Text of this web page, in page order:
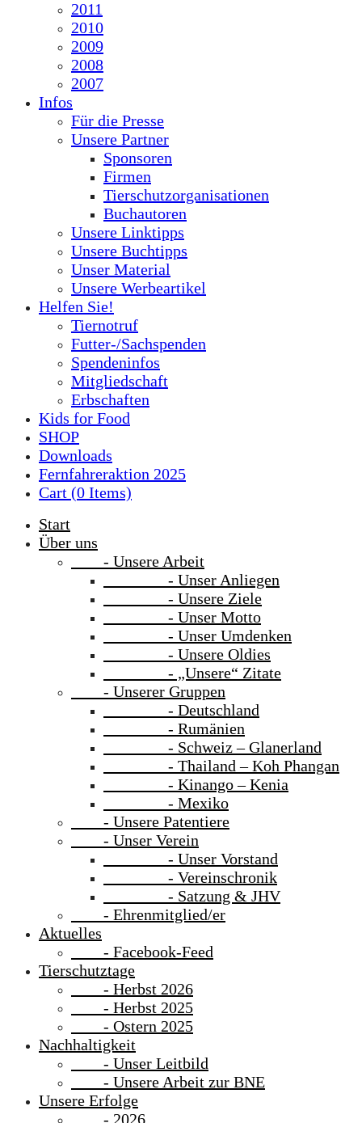
2011
2010
2009
2008
2007
Infos
Für die Presse
Unsere Partner
Sponsoren
Firmen
Tierschutzorganisationen
Buchautoren
Unsere Linktipps
Unsere Buchtipps
Unser Material
Unsere Werbeartikel
Helfen Sie!
Tiernotruf
Futter-/Sachspenden
Spendeninfos
Mitgliedschaft
Erbschaften
Kids for Food
SHOP
Downloads
Fernfahreraktion 2025
Cart (0 Items)
Start
Über uns
- Unsere Arbeit
- Unser Anliegen
- Unsere Ziele
- Unser Motto
- Unser Umdenken
- Unsere Oldies
- „Unsere“ Zitate
- Unserer Gruppen
- Deutschland
- Rumänien
- Schweiz – Glanerland
- Thailand – Koh Phangan
- Kinango – Kenia
- Mexiko
- Unsere Patentiere
- Unser Verein
- Unser Vorstand
- Vereinschronik
- Satzung & JHV
- Ehrenmitglied/er
Aktuelles
- Facebook-Feed
Tierschutztage
- Herbst 2026
- Herbst 2025
- Ostern 2025
Nachhaltigkeit
- Unser Leitbild
- Unsere Arbeit zur BNE
Unsere Erfolge
- 2026